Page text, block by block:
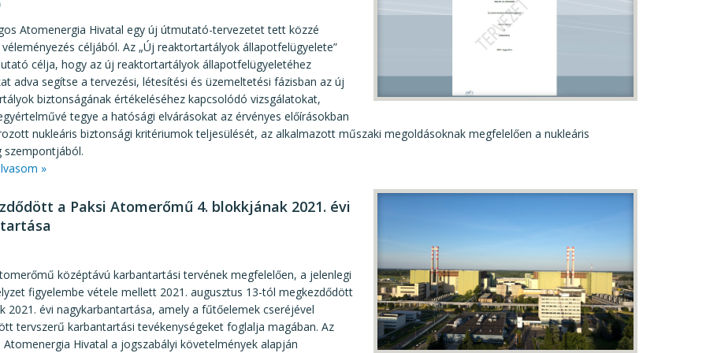
Atomenergia Hivatal egy új útmutató-tervezetet tett közzé
céljából. Az „Új reaktortartályok állapotfelügyelete”
célja, hogy az új reaktortartályok állapotfelügyeletéhez
adva segítse a tervezési, létesítési és üzemeltetési fázisban az új
biztonságának értékeléséhez kapcsolódó vizsgálatokat,
tegye a hatósági elvárásokat az érvényes előírásokban
nukleáris biztonsági kritériumok teljesülését, az alkalmazott műszaki megoldásoknak megfelelően a nukleáris
szempontjából.
»
a Paksi Atomerőmű 4. blokkjának 2021. évi
középtávú karbantartási tervének megfelelően, a jelenlegi
figyelembe vétele mellett 2021. augusztus 13-tól megkezdődött
2021. évi nagykarbantartása, amely a fűtőelemek cseréjével
tervszerű karbantartási tevékenységeket foglalja magában. Az
Atomenergia Hivatal a jogszabályi követelmények alapján